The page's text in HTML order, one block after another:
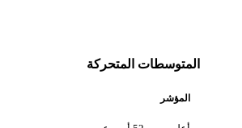
المتوسطات المتحركة
المؤشر